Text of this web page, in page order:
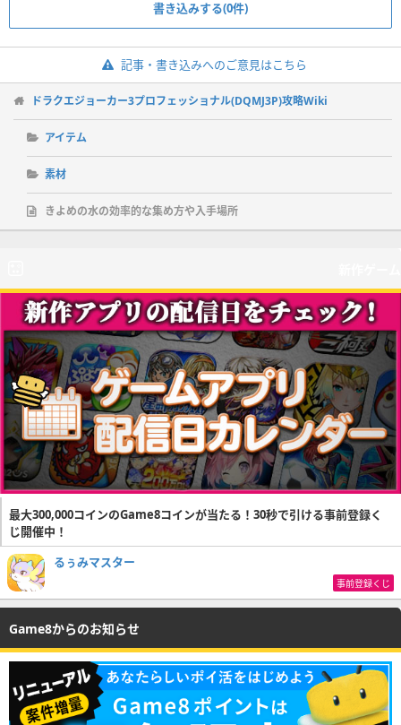
書き込みする(0件)
記事・書き込みへのご意見はこちら
ドラクエジョーカー3プロフェッショナル(DQMJ3P)攻略Wiki
アイテム
素材
きよめの水の効率的な集め方や入手場所
最大300,000コインのGame8コインが当たる！30秒で引ける事前登録く
じ開催中！
るぅみマスター
事前登録くじ
Game8からのお知らせ